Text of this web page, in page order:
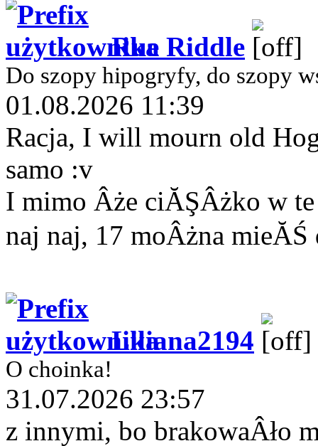
Rue Riddle
Do szopy hipogryfy, do szopy
01.08.2026 11:39
Racja, I will mourn old
samo :v
I mimo Âże ciĂŞÂżko w
naj naj, 17 moÂżna
Liliana2194
O choinka!
31.07.2026 23:57
z innymi, bo brakowaÂło